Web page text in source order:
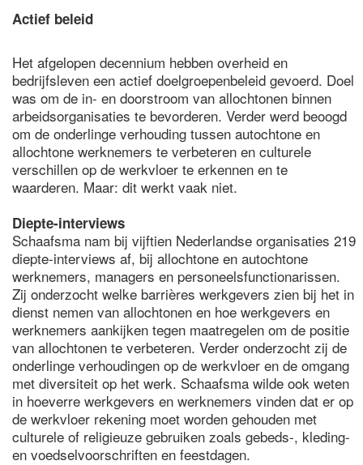
Actief beleid
Het afgelopen decennium hebben overheid en
bedrijfsleven een actief doelgroepenbeleid gevoerd. Doel
was om de in- en doorstroom van allochtonen binnen
arbeidsorganisaties te bevorderen. Verder werd beoogd
om de onderlinge verhouding tussen autochtone en
allochtone werknemers te verbeteren en culturele
verschillen op de werkvloer te erkennen en te
waarderen. Maar: dit werkt vaak niet.
Diepte-interviews
Schaafsma nam bij vijftien Nederlandse organisaties 219
diepte-interviews af, bij allochtone en autochtone
werknemers, managers en personeelsfunctionarissen.
Zij onderzocht welke barrières werkgevers zien bij het in
dienst nemen van allochtonen en hoe werkgevers en
werknemers aankijken tegen maatregelen om de positie
van allochtonen te verbeteren. Verder onderzocht zij de
onderlinge verhoudingen op de werkvloer en de omgang
met diversiteit op het werk. Schaafsma wilde ook weten
in hoeverre werkgevers en werknemers vinden dat er op
de werkvloer rekening moet worden gehouden met
culturele of religieuze gebruiken zoals gebeds-, kleding-
en voedselvoorschriften en feestdagen.